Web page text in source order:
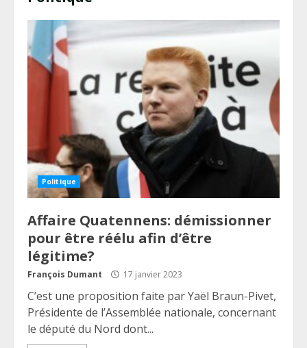
Politique
Affaire Quatennens: démissionner
pour être réélu afin d’être
légitime?
François Dumant 17 janvier 2023
C’est une proposition faite par Yaël Braun-Pivet,
Présidente de l’Assemblée nationale, concernant
le député du Nord dont...